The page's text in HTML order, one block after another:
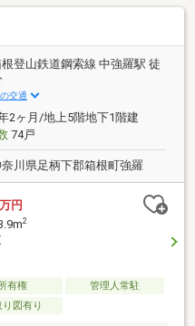
件でございます。ご内見の
軽にお問い合わせください
登山鉄道鋼索線 中強羅駅 徒
交通
2ヶ月/地上5階地下1階建
74戸
川県足柄下郡箱根町強羅
万円
2
有権
管理人常駐
り図有り